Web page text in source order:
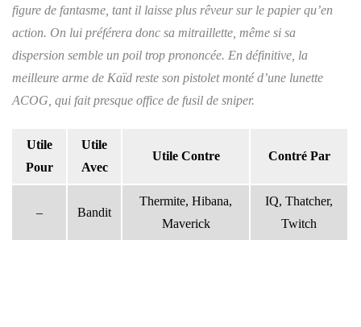
figure de fantasme, tant il laisse plus rêveur sur le papier qu’en
action. On lui préférera donc sa mitraillette, même si sa
dispersion semble un poil trop prononcée. En définitive, la
meilleure arme de Kaïd reste son pistolet monté d’une lunette
ACOG, qui fait presque office de fusil de sniper.
Utile
Pour
Utile
Avec
Utile Contre Contré Par
– Bandit
Thermite, Hibana,
Maverick
IQ, Thatcher,
Twitch